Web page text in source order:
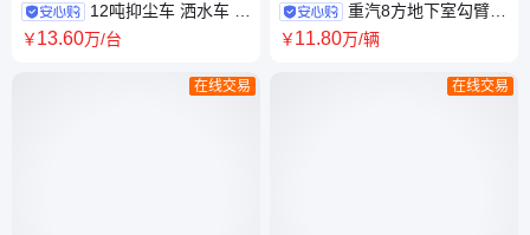
12吨抑尘车 洒水车 东
风多利卡 前置全自动电子炮 可
￥13.60万/台
在线交易
重汽8方地下室勾臂垃
圾车 12吨蓝牌建筑垃圾钩臂车
￥11.80万/辆
在线交易